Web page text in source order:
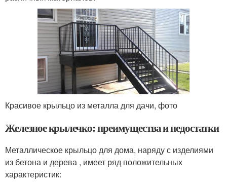
Красивое крыльцо из металла для дачи, фото
Железное крылечко: преимущества и недостатки
Металлическое крыльцо для дома, наряду с изделиями
из бетона и дерева , имеет ряд положительных
характеристик: